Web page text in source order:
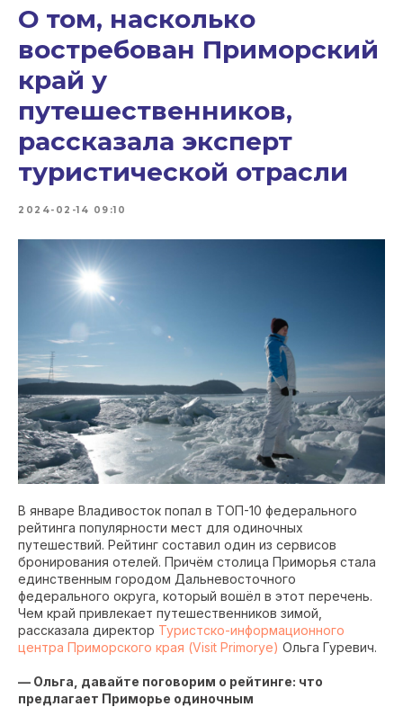
О том, насколько
востребован Приморский
край у
путешественников,
рассказала эксперт
туристической отрасли
2024-02-14 09:10
В январе Владивосток попал в ТОП-10 федерального
рейтинга популярности мест для одиночных
путешествий. Рейтинг составил один из сервисов
бронирования отелей. Причём столица Приморья стала
единственным городом Дальневосточного
федерального округа, который вошёл в этот перечень.
Чем край привлекает путешественников зимой,
рассказала директор Туристско-информационного
центра Приморского края (Visit Primorye) Ольга Гуревич.
— Ольга, давайте поговорим о рейтинге: что
предлагает Приморье одиночным